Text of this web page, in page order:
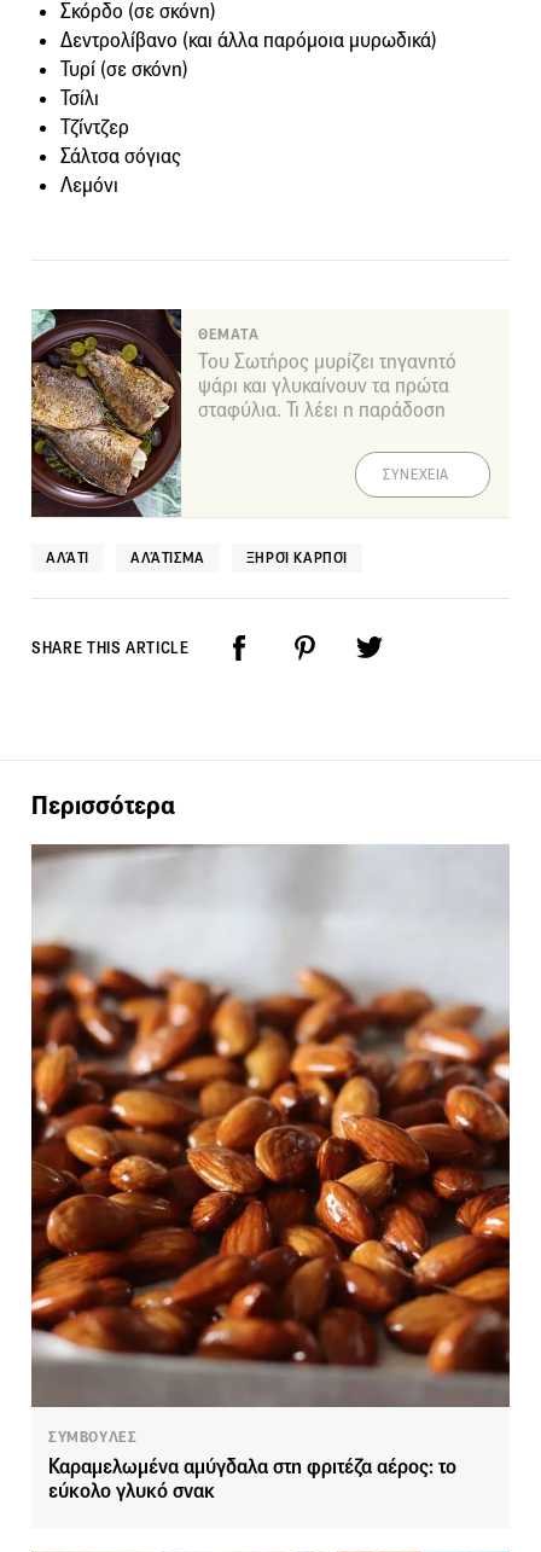
Σκόρδο (σε σκόνη)
Δεντρολίβανο (και άλλα παρόμοια μυρωδικά)
Τυρί (σε σκόνη)
Τσίλι
Τζίντζερ
Σάλτσα σόγιας
Λεμόνι
ΘΕΜΑΤΑ
Του Σωτήρος μυρίζει τηγανητό
ψάρι και γλυκαίνουν τα πρώτα
σταφύλια. Τι λέει η παράδοση
ΣΥΝΕΧΕΙΑ
ΑΛΆΤΙ ΑΛΆΤΙΣΜΑ ΞΗΡΟΊ ΚΑΡΠΟΊ
SHARE THIS ARTICLE
Περισσότερα
ΣΥΜΒΟΥΛΕΣ
Καραμελωμένα αμύγδαλα στη φριτέζα αέρος: το
εύκολο γλυκό σνακ